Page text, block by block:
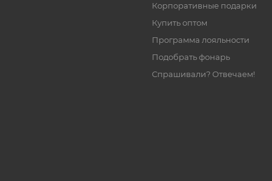
Корпоративные подарки
Купить оптом
Программа лояльности
Подобрать фонарь
Спрашивали? Отвечаем!